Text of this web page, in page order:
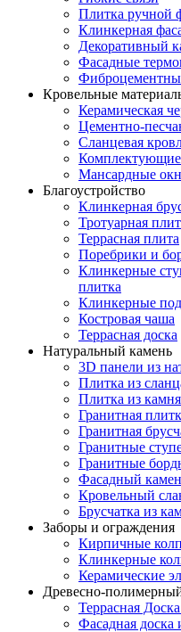
Плитка ручной
Клинкерная
Декоративный
Фасадные
Кровельные
Керамическая
Цементно-
Сланцевая
Комплектующие
Мансардные
Благоустройство
Клинкерная
Тротуарная
Террасная плита
Поребрики и
Клинкерные
плитка
Клинкерные
Костровая чаша
Террасная доска
Натуральный камень
3D панели из
Плитка из
Плитка из камня
Гранитная
Гранитная
Гранитные
Гранитные
Фасадный
Кровельный
Брусчатка из
Заборы и ограждения
Кирпичные
Клинкерные
Керамические
Древесно-
Террасная
Фасадная